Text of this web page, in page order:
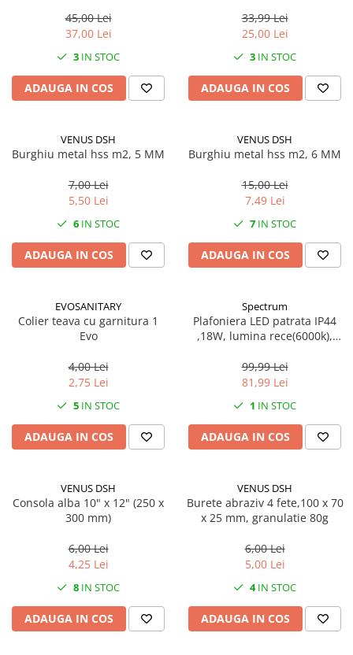
Veioze si lampi
Accesorii decorative
Caciuli
Instalatii de Craciun
Lumanari si candele
Suporturi lumanari
Curatenie
Cosuri de gunoi
Prosoape de hartie si servetele
Saci gunoi
Solutii geamuri
Solutii universale
Gradina
Accesorii pentru gradina
Articole antidaunatori gradina
Aspersoare
Furtunuri gradinarit
Ghivece si suporturi
Hamace si leagane
45,00 Lei
37,00 Lei
3 IN STOC
ADAUGA IN COS
33,99 Lei
25,00 Lei
3 IN STOC
ADAUGA IN COS
VENUS DSH
Burghiu metal hss m2, 5 MM
7,00 Lei
5,50 Lei
6 IN STOC
ADAUGA IN COS
VENUS DSH
Burghiu metal hss m2, 6 MM
15,00 Lei
7,49 Lei
7 IN STOC
ADAUGA IN COS
EVOSANITARY
Colier teava cu garnitura 1
Evo
4,00 Lei
2,75 Lei
5 IN STOC
ADAUGA IN COS
Spectrum
Plafoniera LED patrata IP44
,18W, lumina rece(6000k),
99,99 Lei
81,99 Lei
1 IN STOC
ADAUGA IN COS
VENUS DSH
Consola alba 10" x 12" (250 x
300 mm)
6,00 Lei
4,25 Lei
8 IN STOC
ADAUGA IN COS
VENUS DSH
Burete abraziv 4 fete,100 x 70
x 25 mm, granulatie 80g
6,00 Lei
5,00 Lei
4IN STOC
ADAUGA IN COS